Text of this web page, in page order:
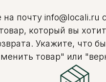
на почту info@locali.ru
который вы
Укажите, что
товар" или